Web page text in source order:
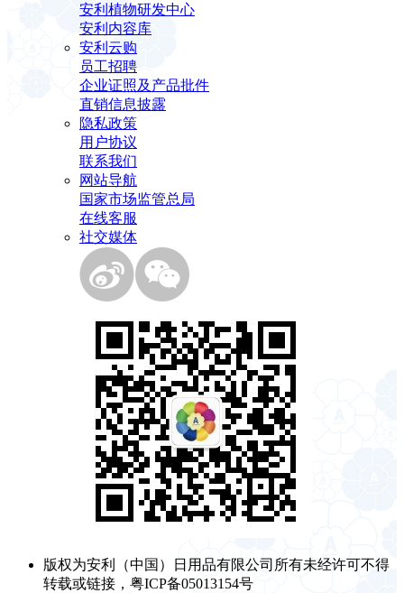
安利植物研发中心
安利内容库
安利云购
员工招聘
企业证照及产品批件
直销信息披露
隐私政策
用户协议
联系我们
网站导航
国家市场监管总局
在线客服
社交媒体
版权为安利（中国）日用品有限公司所有未经许可不得
转载或链接，粤ICP备05013154号